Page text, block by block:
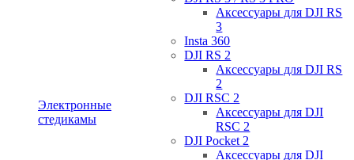
Электронные
стедикамы
Аксессуары для DJI RS
3
Insta 360
DJI RS 2
Аксессуары для DJI RS
2
DJI RSC 2
Аксессуары для DJI
RSC 2
DJI Pocket 2
Аксессуары для DJI